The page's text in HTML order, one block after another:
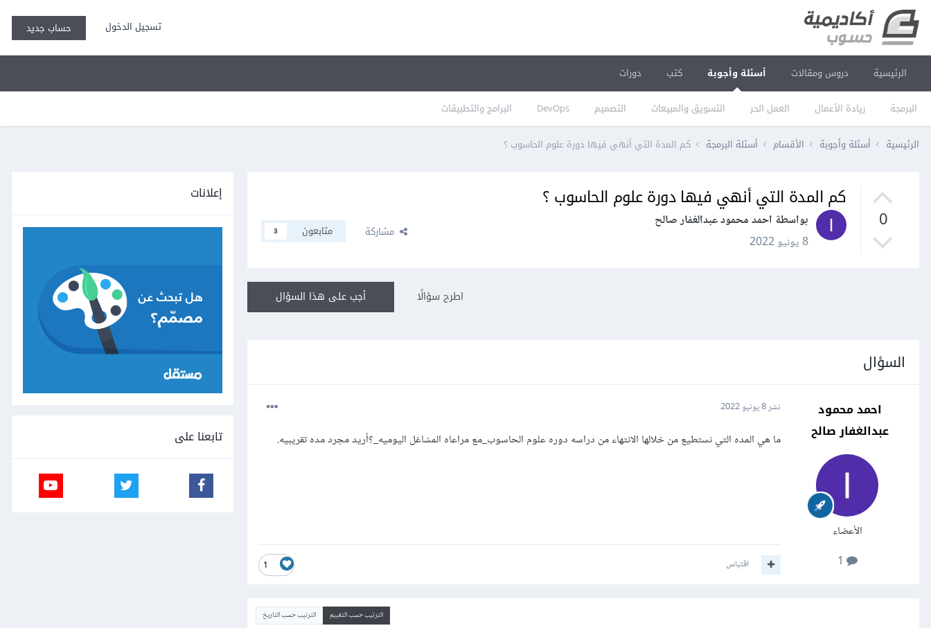
تسجيل الدخول حساب جديد
الرئيسية دروس ومقالات أسئلة وأجوبة
البرمجة ريادة الأعمال العمل الحر التسويق والمبيعات التصميم DevOps البرامج والتطبيقات
كتب دورات
الرئيسية أسئلة وأجوبة الأقسام أسئلة البرمجة كم المدة التي أنهي فيها دورة علوم الحاسوب ؟
0
كم المدة التي أنهي فيها دورة علوم الحاسوب ؟
بواسطة احمد محمود عبدالغفار صالح
8 يونيو 2022
مشاركة متابعون 3
أجب على هذا السؤال اطرح سؤالًا
السؤال
احمد محمود
عبدالغفار صالح
الأعضاء
نشر8 يونيو 2022
ما هي المده التي نستطيع من خلالها الانتهاء من دراسه دوره علوم الحاسوب_مع مراعاه المشاغل اليوميه_؟أريد مجرد مده تقريبيه.
1 اقتباس
الترتيب حسب التقييم الترتيب حسب التاريخ
إعلانات
تابعنا على